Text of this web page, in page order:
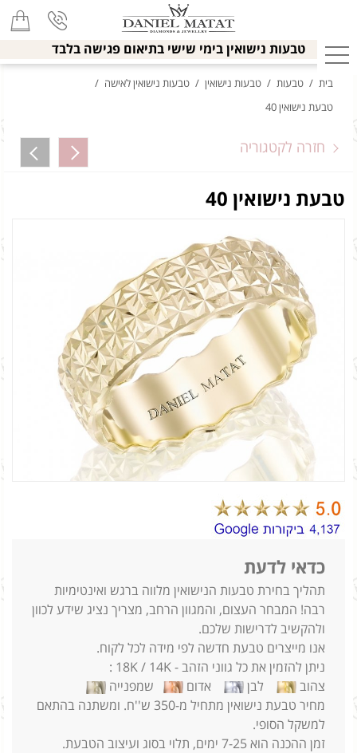
טבעות נישואין בימי שישי בתיאום פגישה בלבד
בית / טבעות / טבעות נישואין / טבעות נישואין לאישה /
טבעת נישואין 40
חזרה לקטגוריה
טבעת נישואין 40
כדאי לדעת
תהליך בחירת טבעות הנישואין מלווה ברגש ואינטימיות
רבה! המבחר העצום, והמגוון הרחב, מצריך נציג שידע לכוון
ולהקשיב לדרישות שלכם.
אנו מייצרים טבעת חדשה לפי מידה לכל לקוח.
ניתן להזמין את כל גווני הזהב - 18K / 14K :
צהוב
לבן אדום
שמפנייה
מחיר טבעת נישואין מתחיל מ-350 ש''ח. ומשתנה בהתאם
למשקל הסופי.
זמן ההכנה הוא 7-25 ימים, תלוי בסוג ועיצוב הטבעת.